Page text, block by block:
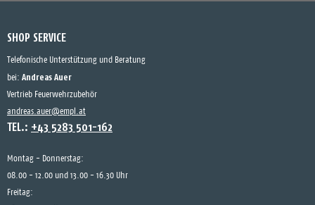
SHOP SERVICE
Telefonische Unterstützung und Beratung
bei: Andreas Auer
Vertrieb Feuerwehrzubehör
andreas.auer@empl.at
TEL.: +43 5283 501-162
Montag - Donnerstag:
08.00 - 12.00 und 13.00 - 16.30 Uhr
Freitag: